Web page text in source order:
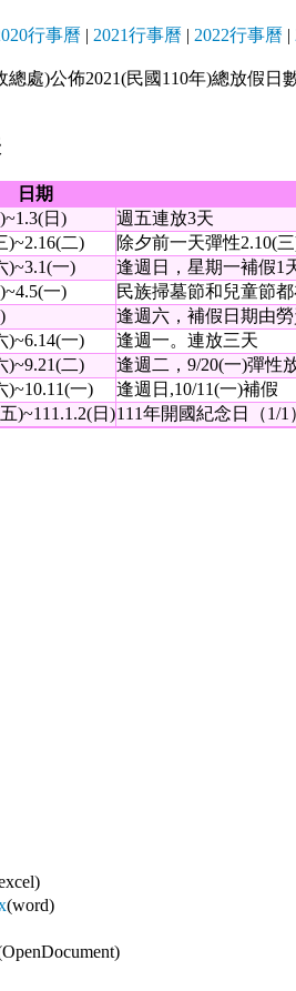
行事曆 | 2021行事曆 | 2022行事曆 |
總處)公佈2021(民國110年)總放假日
日期
日) 週五連放3天
)~2.16(二) 除夕前一天彈性2.10(
)~3.1(一) 逢週日，星期一補假1
一) 民族掃墓節和兒童節
逢週六，補假日期由
)~6.14(一) 逢週一。連放三天
)~9.21(二) 逢週二，9/20(一)彈性
)~10.11(一) 逢週日,10/11(一)補假
)~111.1.2(日)111年開國紀念日（1/
(word)